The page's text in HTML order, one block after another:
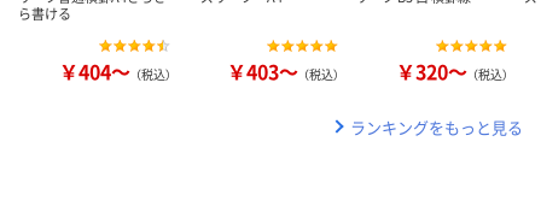
ら書ける
￥404～ （税込） ￥403～ （税込） ￥320～ （税込）
ランキングをもっと見る